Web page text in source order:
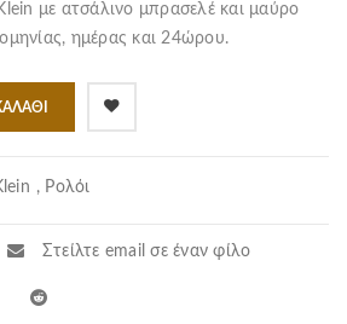
με ατσάλινο μπρασελέ και μαύρο
ημέρας και 24ώρου.
, Ρολόι
Στείλτε email σε έναν φίλο